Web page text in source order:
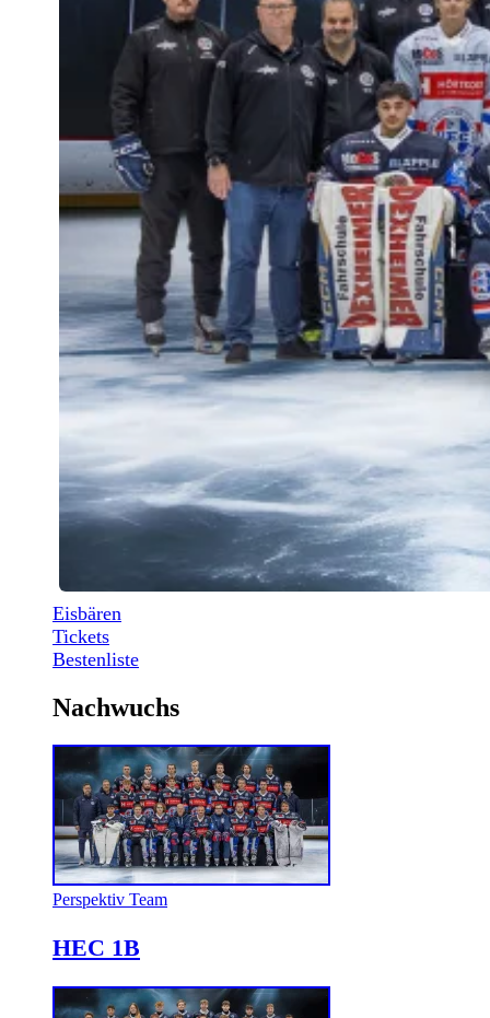
Eisbären
Tickets
Bestenliste
Nachwuchs
Perspektiv Team
HEC 1B